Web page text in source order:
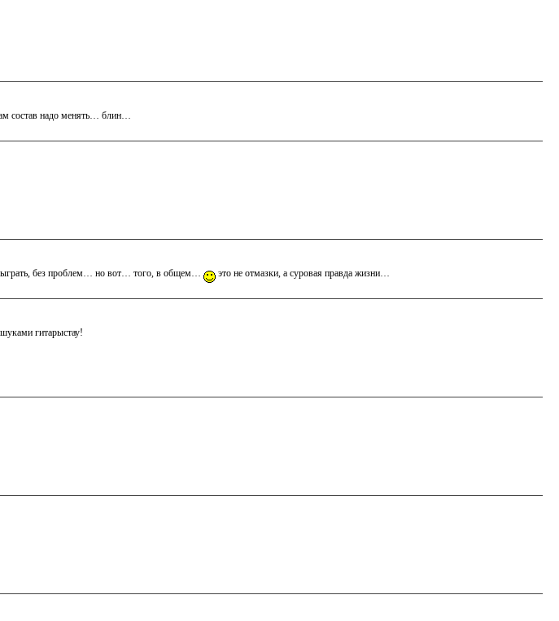
состав надо менять… блин…
без проблем… но вот… того, в общем… это не отмазки, а суровая правда жизни…
гитарыстау!